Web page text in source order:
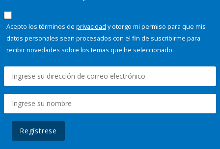
Acepto los términos de privacidad y otorgo mi permiso para que mis
datos personales sean procesados con el fin de suscribirme para
recibir novedades sobre los temas que he seleccionado.
Regístrese